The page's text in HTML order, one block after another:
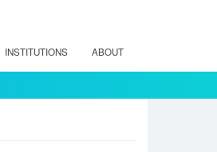
INSTITUTIONS ABOUT